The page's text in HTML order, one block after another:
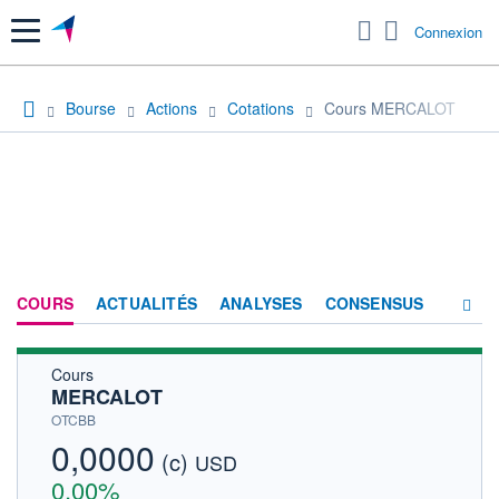
Menu Connexion
Bourse Actions Cotations Cours MERCALOT
COURS ACTUALITÉS ANALYSES CONSENSUS
Cours
MERCALOT
OTCBB
0,0000 (c) USD
0,00%